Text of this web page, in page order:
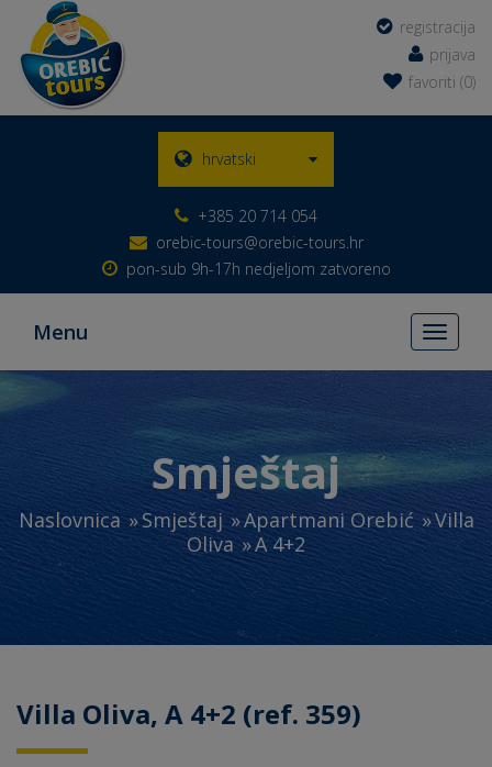
registracija
prijava
favoriti (0)
hrvatski
+385 20 714 054
orebic-tours@orebic-tours.hr
pon-sub 9h-17h nedjeljom zatvoreno
Toggle
Menu
Smještaj
Naslovnica Smještaj Apartmani Orebić
Villa
Oliva
A 4+2
Villa Oliva, A 4+2 (ref. 359)